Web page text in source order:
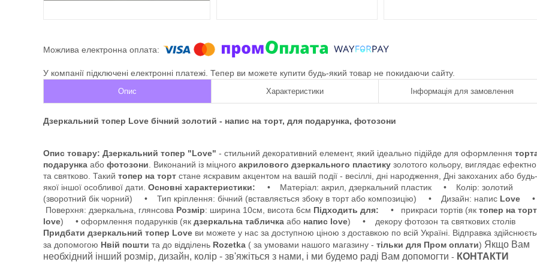
У компанії підключені електронні платежі. Тепер ви можете купити будь-який товар не покидаючи сайту.
Опис Характеристики Інформація для замовлення
Дзеркальний топер Love бічний золотий - напис на торт, для подарунка, фотозони
Опис товару: Дзеркальний топер "Love" - ​​стильний декоративний елемент, який ідеально підійде для оформлення
подарунка або фотозони . Виконаний із міцного акрилового дзеркального пластику золотого кольору, виглядає ефектно
та святково. Такий топер на торт стане яскравим акцентом на вашій події - весіллі, дні народження, Дні закоханих або будь-
якої іншої особливої ​​дати. Основні характеристики: • Матеріал: акрил, дзеркальний пластик • Колір: золотий
(зворотний бік чорний) • Тип кріплення: бічний (вставляється збоку в торт або композицію) • Дизайн: напис Love •
Поверхня: дзеркальна, глянсова Розмір: ширина 10см, висота 6см Підходить для: • прикраси тортів (як топер на торт
love) • оформлення подарунків (як дзеркальна табличка або напис love) • декору фотозон та святкових столів
Придбати дзеркальний топер Love ви можете у нас за доступною ціною з доставкою по всій Україні. Відправка
за допомогою Нвій пошти та до відділень Rozetka ( за умовами нашого магазину - тільки для Пром оплати) Якщо Вам
необхідний інший розмір, дизайн, колір - зв'яжіться з нами, і ми будемо раді Вам допомогти - КОНТАКТИ